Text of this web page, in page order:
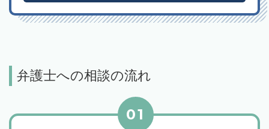
弁護士への相談の流れ
01